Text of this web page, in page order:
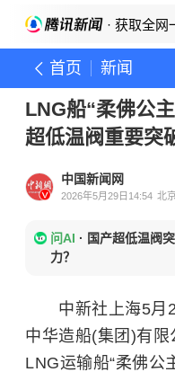
· 获取全网
首页 新闻
LNG船“柔佛公
超低温阀重要突
中国新闻网
2026年5月29日14:54 北
问AI · 国产超低温阀
力？
中新社上海5月
中华造船(集团)有
LNG运输船“柔佛公